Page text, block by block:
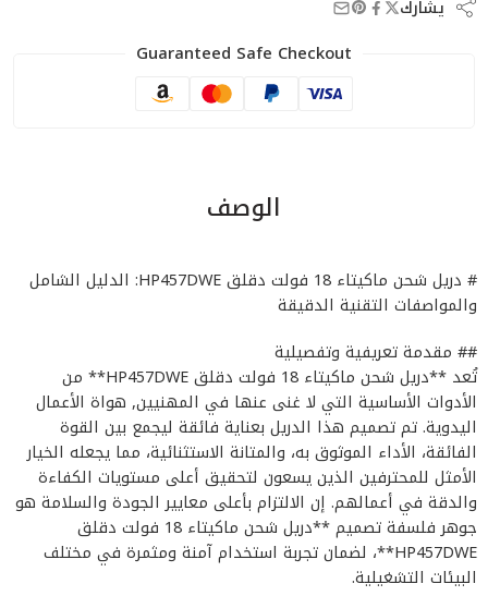
يشارك
Guaranteed Safe Checkout
الوصف
# دريل شحن ماكيتاء 18 فولت دقلق HP457DWE: الدليل الشامل
والمواصفات التقنية الدقيقة
## مقدمة تعريفية وتفصيلية
تُعد **دريل شحن ماكيتاء 18 فولت دقلق HP457DWE** من
الأدوات الأساسية التي لا غنى عنها في المهنيين, هواة الأعمال
اليدوية. تم تصميم هذا الدريل بعناية فائقة ليجمع بين القوة
الفائقة، الأداء الموثوق به، والمتانة الاستثنائية، مما يجعله الخيار
الأمثل للمحترفين الذين يسعون لتحقيق أعلى مستويات الكفاءة
والدقة في أعمالهم. إن الالتزام بأعلى معايير الجودة والسلامة هو
جوهر فلسفة تصميم **دريل شحن ماكيتاء 18 فولت دقلق
HP457DWE**، لضمان تجربة استخدام آمنة ومثمرة في مختلف
البيئات التشغيلية.